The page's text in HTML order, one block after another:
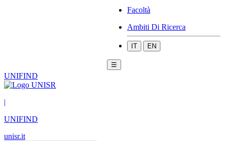
Facoltà
Ambiti Di Ricerca
IT EN
☰
UNIFIND
|
UNIFIND
unisr.it